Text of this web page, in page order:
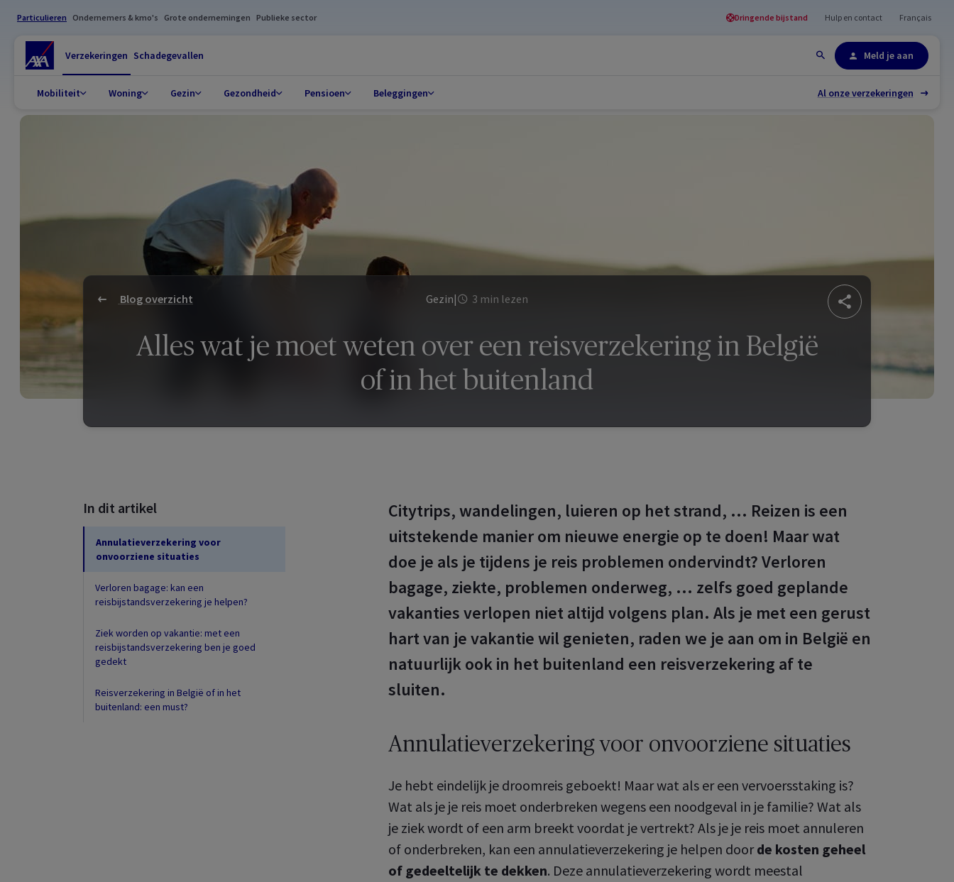
Particulieren Ondernemers & kmo's Grote ondernemingen Publieke sector Dringende bijstand Hulp en contact Français
Verzekeringen Schadegevallen Meld je aan
Mobiliteit Woning Gezin Gezondheid Pensioen Beleggingen Al onze verzekeringen
Blog overzicht Gezin| 3 min lezen
Alles wat je moet weten over een reisverzekering in België
of in het buitenland
In dit artikel
Annulatieverzekering voor
onvoorziene situaties
Verloren bagage: kan een
reisbijstandsverzekering je helpen?
Ziek worden op vakantie: met een
reisbijstandsverzekering ben je goed
gedekt
Reisverzekering in België of in het
buitenland: een must?
Citytrips, wandelingen, luieren op het strand, ... Reizen is een
uitstekende manier om nieuwe energie op te doen! Maar wat
doe je als je tijdens je reis problemen ondervindt? Verloren
bagage, ziekte, problemen onderweg, … zelfs goed geplande
vakanties verlopen niet altijd volgens plan. Als je met een gerust
hart van je vakantie wil genieten, raden we je aan om in België en
natuurlijk ook in het buitenland een reisverzekering af te
sluiten.
Annulatieverzekering voor onvoorziene situaties
Je hebt eindelijk je droomreis geboekt! Maar wat als er een vervoersstaking is?
Wat als je je reis moet onderbreken wegens een noodgeval in je familie? Wat als
je ziek wordt of een arm breekt voordat je vertrekt? Als je je reis moet annuleren
of onderbreken, kan een annulatieverzekering je helpen doorde kosten geheel
of gedeeltelijk te dekken. Deze annulatieverzekering wordt meestal